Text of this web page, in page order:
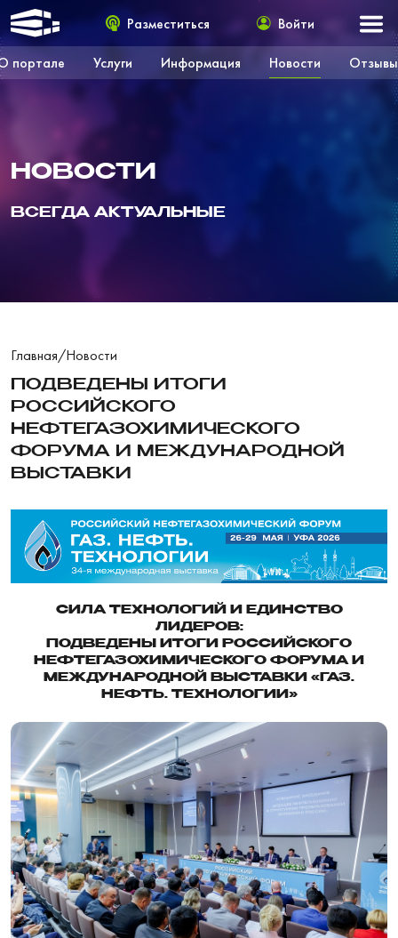
портале Услуги Информация Новости Отзывы
Разместиться Войти
НОВОСТИ
ВСЕГДА АКТУАЛЬНЫЕ
Главная/Новости
ПОДВЕДЕНЫ ИТОГИ
РОССИЙСКОГО
НЕФТЕГАЗОХИМИЧЕСКОГО
ФОРУМА И МЕЖДУНАРОДНОЙ
ВЫСТАВКИ
СИЛА ТЕХНОЛОГИЙ И ЕДИНСТВО
ЛИДЕРОВ:
ПОДВЕДЕНЫ ИТОГИ РОССИЙСКОГО
НЕФТЕГАЗОХИМИЧЕСКОГО ФОРУМА И
МЕЖДУНАРОДНОЙ ВЫСТАВКИ «ГАЗ.
НЕФТЬ. ТЕХНОЛОГИИ»